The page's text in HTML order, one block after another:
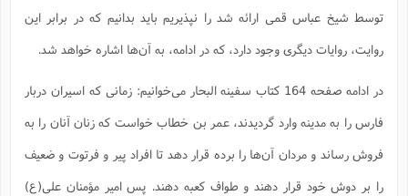
توسط شیخ عباس قمی ارائه شد را نپذیریم باید بدانیم که در برابر این
روایت، روایات دیگری وجود دارد، که در ادامه، به آن‌ها اشاره خواهد شد.
در ادامه صفحه 164 کتاب سفینه البحار می‌خوانیم: زمانی که اسیران دربار
فارس را به مدینه وارد گردیدند، عمر بن خطاب خواست که زنان آنان را به
فروش رساند و مردان آن‌ها را برده قرار دهد تا افراد پیر و فرتوت و ضعیف
را بر دوش خود قرار دهند و طواف کعبه دهند. پس امیر مؤمنان علی(ع)